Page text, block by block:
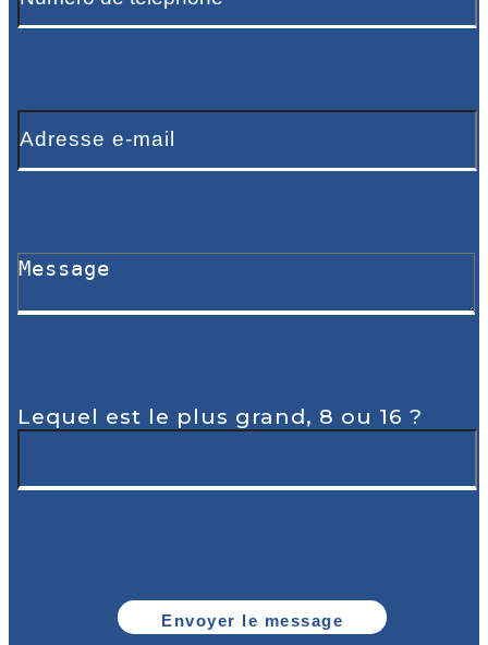
Lequel est le plus grand, 8 ou 16 ?